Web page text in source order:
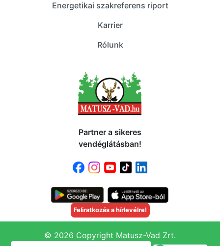
Energetikai szakreferens riport
Karrier
Rólunk
Partner a sikeres
vendéglátásban!
Feliratkozás a hírlevélre!
© 2026 Copyright Matusz-Vad Zrt.